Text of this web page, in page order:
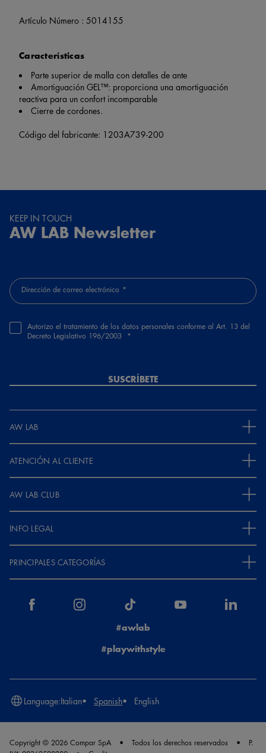
Artículo Número : 5014155
Características
Parte superior de malla con detalles de ante
Amortiguación GEL™: proporciona una amortiguación
reactiva para un confort incomparable
Cierre de cordones.
Código del fabricante: 1203A739-200
KEEP IN TOUCH
AW LAB Newsletter
Dirección de correo electrónico
Autorizo el tratamiento de los datos personales conforme al Art. 13 del
Decreto Legislativo 196/2003
SUSCRÍBETE
AW LAB
ATENCIÓN AL CLIENTE
AW LAB CLUB
INFO LEGAL
PRINCIPALES CATEGORÍAS
#awlab
#playwithstyle
Language:Italian Spanish English
Copyright © 2026 Compar SpA Todos los derechos reservados
P.